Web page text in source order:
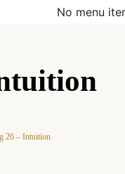
No menu
26 – Intuition